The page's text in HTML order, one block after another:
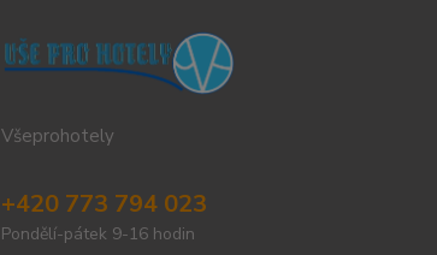
Všeprohotely
+420 773 794 023
Pondělí-pátek 9-16 hodin